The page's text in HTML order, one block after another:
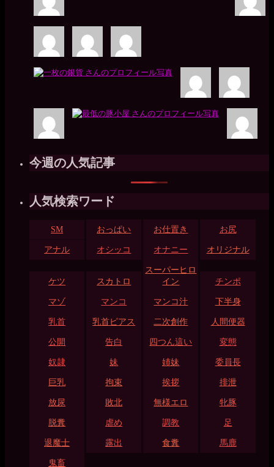
今週の人気記事
人気検索ワード
SM おっぱい お仕置き お尻
アナル オシッコ オナニー オリジナル
ケツ スカトロ
スーパーヒロ
イン
チンポ
マゾ マンコ マンコ汁 下半身
乳首 乳首ピアス 二次創作 人間便器
公開 告白 四つん這い 変態
奴隷 妹 姉妹 委員長
巨乳 拘束 挨拶 排泄
放尿 敗北 無様エロ 牝豚
脱糞 虐め 調教 足
退魔士 露出 食糞 馬鹿
鬼畜